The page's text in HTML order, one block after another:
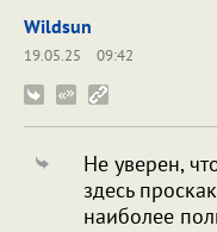
Wildsun
19.05.25
09:42
Не уверен,
здесь
наиболее